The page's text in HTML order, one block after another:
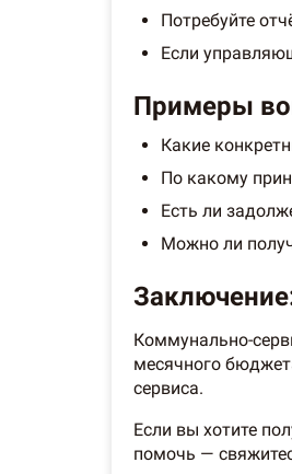
Потребуйте
Если
Примеры
Какие
По какому
Есть ли
Можно ли
Коммунально-
месячного
сервиса.
Если вы хотите
помочь —